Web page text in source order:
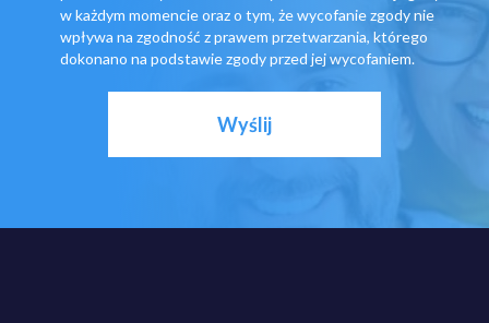
w każdym momencie oraz o tym, że wycofanie zgody nie
wpływa na zgodność z prawem przetwarzania, którego
dokonano na podstawie zgody przed jej wycofaniem.